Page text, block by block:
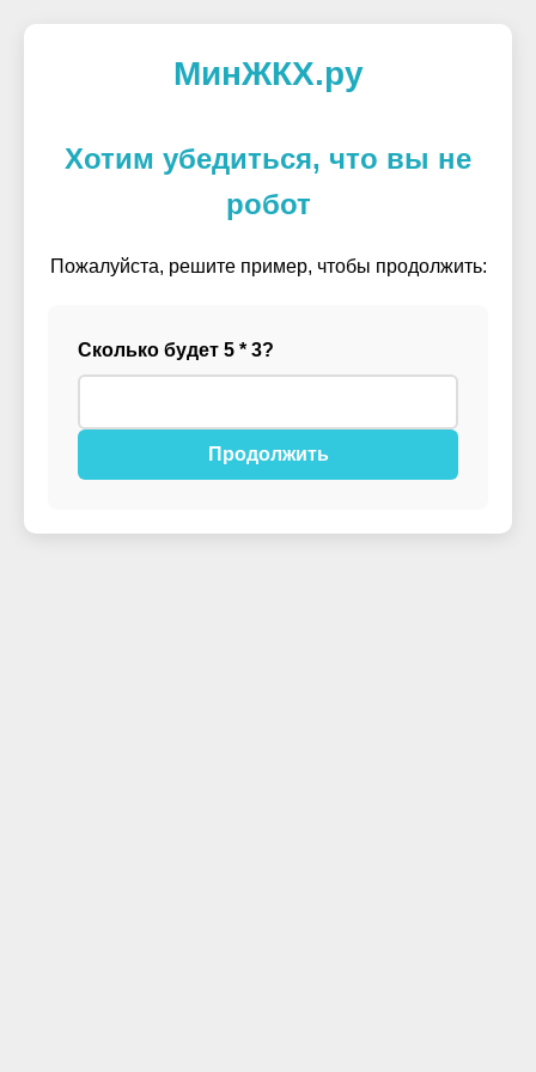
МинЖКХ.ру
Хотим убедиться, что вы не
робот
Пожалуйста, решите пример, чтобы продолжить:
Сколько будет 5 * 3?
Продолжить